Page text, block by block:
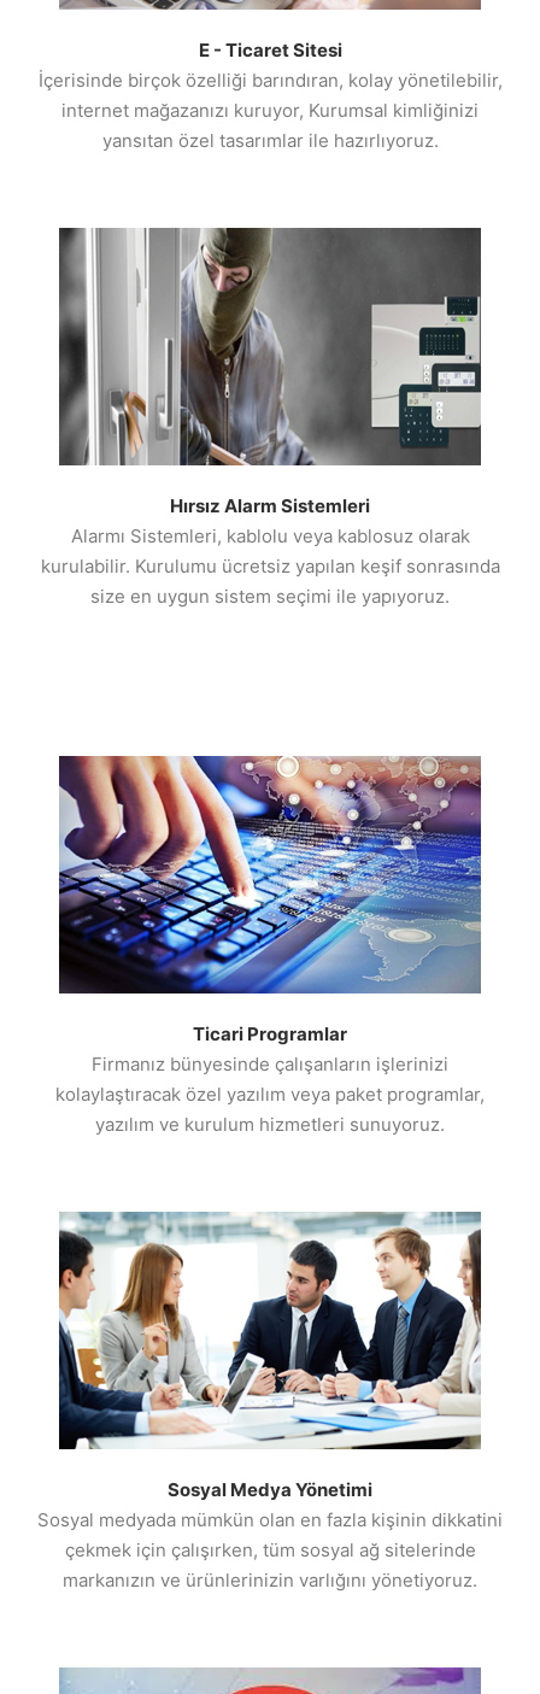
E - Ticaret Sitesi
İçerisinde birçok özelliği barındıran, kolay yönetilebilir,
internet mağazanızı kuruyor, Kurumsal kimliğinizi
yansıtan özel tasarımlar ile hazırlıyoruz.
Hırsız Alarm Sistemleri
Alarmı Sistemleri, kablolu veya kablosuz olarak
kurulabilir. Kurulumu ücretsiz yapılan keşif sonrasında
size en uygun sistem seçimi ile yapıyoruz.
Ticari Programlar
Firmanız bünyesinde çalışanların işlerinizi
kolaylaştıracak özel yazılım veya paket programlar,
yazılım ve kurulum hizmetleri sunuyoruz.
Sosyal Medya Yönetimi
Sosyal medyada mümkün olan en fazla kişinin dikkatini
çekmek için çalışırken, tüm sosyal ağ sitelerinde
markanızın ve ürünlerinizin varlığını yönetiyoruz.